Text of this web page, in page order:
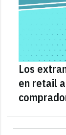
Los
en retail